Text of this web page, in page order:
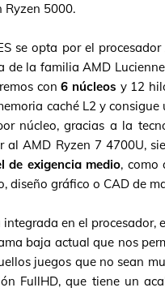
Ryzen 5000.
se opta por el procesador
la familia AMD
con6 núcleos y 12
caché L2 y
núcleo, gracias a la
al AMD Ryzen 7 4700U,
de exigencia medio, como
diseño gráfico o CAD de
en el procesador,
baja actual que nos
juegos que no sean
FullHD, que tiene un